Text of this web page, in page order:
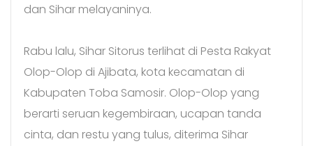
dan Sihar melayaninya.
Rabu lalu, Sihar Sitorus terlihat di Pesta Rakyat
Olop-Olop di Ajibata, kota kecamatan di
Kabupaten Toba Samosir. Olop-Olop yang
berarti seruan kegembiraan, ucapan tanda
cinta, dan restu yang tulus, diterima Sihar